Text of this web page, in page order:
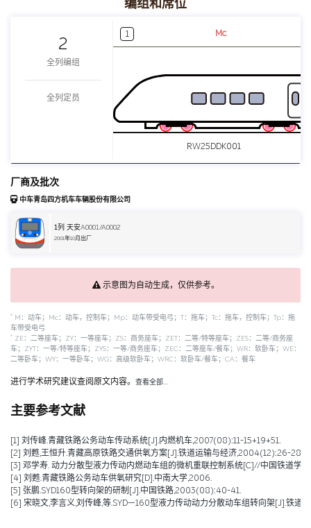
编组和席位
2
全列编组
全列定员
1 Mc
RW25DDK001
厂商及批次
中车青岛四方机车车辆股份有限公司
1列 天安A0001/A0002
2001年10月出厂
示意图为自动生成，仅供参考。
* M：动车；Mc：动车，控制车；Mp：动车带受电弓；T：拖车；Tc：拖车，控制车；Tp：拖
车带受电弓
* ZE：二等座车；ZY：一等座车；ZS：商务座车；ZET：二等/特等座车；ZES：二等/商务座
车；ZYT：一等/特等座车；ZYS：一等/商务座车；ZEC：二等座车/餐车；WR：软卧车；WE：
二等卧车；WY：一等卧车；WG：高级软卧车；WRC：软卧车/餐车；CA：餐车
进行学术研究建议查阅原文内容。 查看全部…
主要参考文献
[1] 刘传峰.青藏铁路公务动车传动系统[J].内燃机车,2007(08):11-15+19+51.
[2] 刘甦,王恒升.青藏高原铁路交通供氧方案[J].铁道运输与经济,2004(12):26-28.
[3] 邓学寿. 动力分散型液力传动内燃动车组的微机重联控制系统[C]//中国铁道
[4] 刘甦.青藏铁路公务动车供氧研究[D].中南大学,2006.
[5] 张鹏.SYD160型转向架的研制[J].中国铁路,2003(08):40-41.
[6] 宋晓文,李言义,刘传峰,等.SYD—160型液力传动动力分散动车组转向架[J].铁道